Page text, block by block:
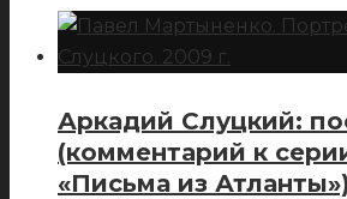
Аркадий Слуцкий:
(комментарий к
«Письма из